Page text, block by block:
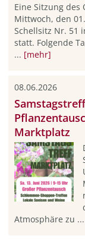
Eine Sitzung
Mittwoch, den
Schellsitz Nr. 51
statt. Folgende
... [mehr]
08.06.2026
Marktplatz
Atmosphäre zu ...